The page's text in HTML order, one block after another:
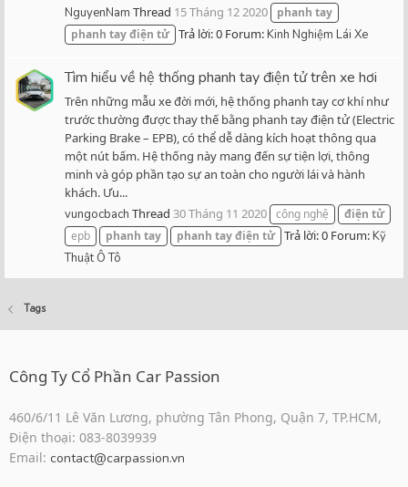
NguyenNam Thread 15 Tháng 12 2020 phanh tay
phanh tayđiện tử Trả lời: 0 Forum:Kinh Nghiệm Lái Xe
Tìm hiểu về hệ thống phanh tay điện tử trên xe hơi
Trên những mẫu xe đời mới, hệ thống phanh tay cơ khí như
trước thường được thay thế bằng phanh tay điện tử (Electric
Parking Brake – EPB), có thể dễ dàng kích hoạt thông qua
một nút bấm. Hệ thống này mang đến sự tiện lợi, thông
minh và góp phần tạo sự an toàn cho người lái và hành
khách. Ưu...
vungocbach Thread 30 Tháng 11 2020 công nghệ điện tử
epb
phanh tay phanh tayđiện tử Trả lời: 0 Forum:Kỹ
Thuật Ô Tô
Tags
Công Ty Cổ Phần Car Passion
460/6/11 Lê Văn Lương, phường Tân Phong, Quận 7, TP.HCM,
Điện thoại: 083-8039939
Email: contact@carpassion.vn